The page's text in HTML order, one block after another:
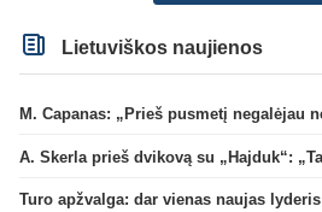
Lietuviškos naujienos
Turo apžvalga: dar vienas naujas lyderis